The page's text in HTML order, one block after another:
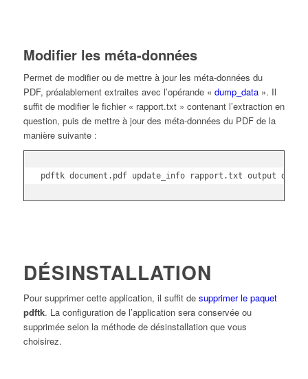
Modifier les méta-données
Permet de modifier ou de mettre à jour les méta-données du
PDF, préalablement extraites avec l’opérande « dump_data». Il
suffit de modifier le fichier « rapport.txt » contenant l’extraction en
question, puis de mettre à jour des méta-données du PDF de la
manière suivante :
pdftk document.pdf update_info rapport.txt output
DÉSINSTALLATION
Pour supprimer cette application, il suffit de supprimer le paquet
pdftk. La configuration de l’application sera conservée ou
supprimée selon la méthode de désinstallation que vous
choisirez.